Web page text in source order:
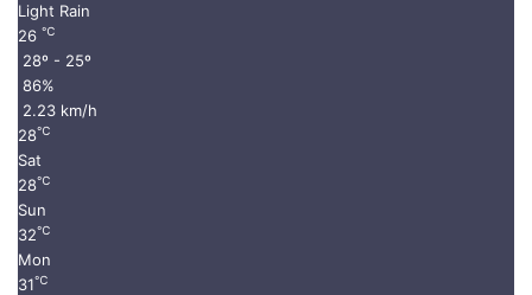
Light Rain
26 ℃
28º - 25º
86%
2.23 km/h
28℃
Sat
28℃
Sun
32℃
Mon
31℃